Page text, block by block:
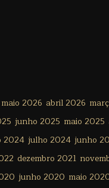
maio 2026 abril 2026
junho 2025 maio 2025
2024 julho 2024 junho
dezembro 2021
junho 2020 maio